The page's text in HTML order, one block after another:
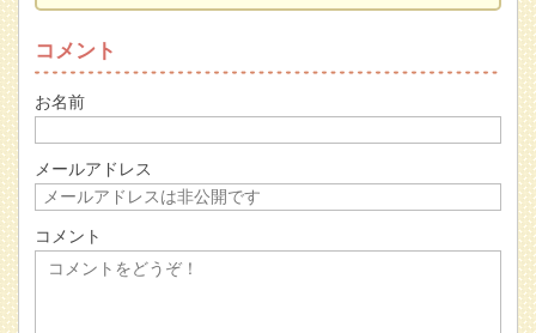
コメント
お名前
メールアドレス
コメント